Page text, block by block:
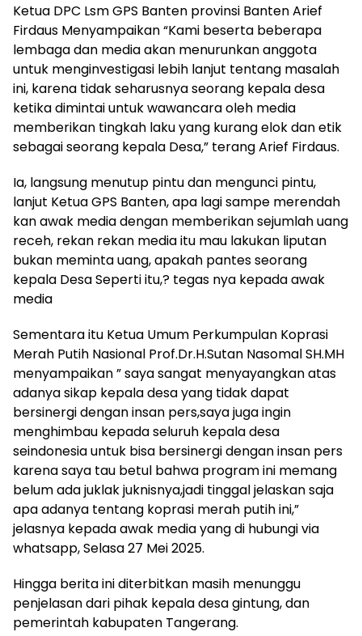
Ketua DPC Lsm GPS Banten provinsi Banten Arief
Firdaus Menyampaikan “Kami beserta beberapa
lembaga dan media akan menurunkan anggota
untuk menginvestigasi lebih lanjut tentang masalah
ini, karena tidak seharusnya seorang kepala desa
ketika dimintai untuk wawancara oleh media
memberikan tingkah laku yang kurang elok dan etik
sebagai seorang kepala Desa,” terang Arief Firdaus.
Ia, langsung menutup pintu dan mengunci pintu,
lanjut Ketua GPS Banten, apa lagi sampe merendah
kan awak media dengan memberikan sejumlah uang
receh, rekan rekan media itu mau lakukan liputan
bukan meminta uang, apakah pantes seorang
kepala Desa Seperti itu,? tegas nya kepada awak
media
Sementara itu Ketua Umum Perkumpulan Koprasi
Merah Putih Nasional Prof.Dr.H.Sutan Nasomal SH.MH
menyampaikan ” saya sangat menyayangkan atas
adanya sikap kepala desa yang tidak dapat
bersinergi dengan insan pers,saya juga ingin
menghimbau kepada seluruh kepala desa
seindonesia untuk bisa bersinergi dengan insan pers
karena saya tau betul bahwa program ini memang
belum ada juklak juknisnya,jadi tinggal jelaskan saja
apa adanya tentang koprasi merah putih ini,”
jelasnya kepada awak media yang di hubungi via
whatsapp, Selasa 27 Mei 2025.
Hingga berita ini diterbitkan masih menunggu
penjelasan dari pihak kepala desa gintung, dan
pemerintah kabupaten Tangerang.